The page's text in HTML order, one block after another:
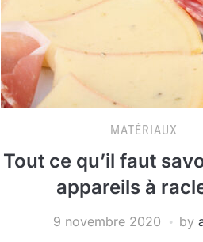
MATÉRIAUX
Tout ce qu’il faut
appareils à
9 novembre 2020 by